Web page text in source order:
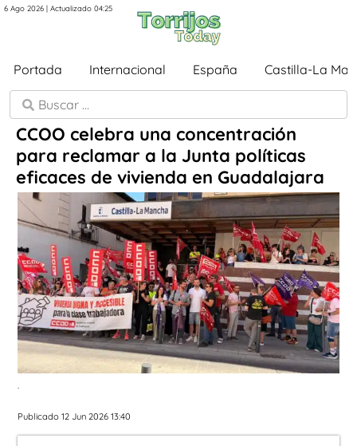
6 Ago 2026 | Actualizado 04:25
Portada Internacional España Castilla-La
CCOO celebra una concentración
para reclamar a la Junta políticas
eficaces de vivienda en Guadalajara
.
Publicado 12 Jun 2026 13:40